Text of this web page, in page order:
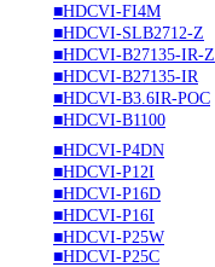
■HDCVI-FI4M
■HDCVI-SLB2712-Z
■HDCVI-B27135-IR-Z
■HDCVI-B27135-IR
■HDCVI-B3.6IR-POC
■HDCVI-B1100
■HDCVI-P4DN
■HDCVI-P12I
■HDCVI-P16D
■HDCVI-P16I
■HDCVI-P25W
■HDCVI-P25C